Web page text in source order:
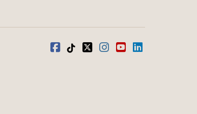
முகநூல்
டிக்டோக்ட்விட்டர்Instagram
வலைஒளி
LinkedIn